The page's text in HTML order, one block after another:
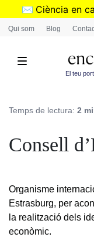
✉️ Ciència en
➜
Qui som Blog
El teu
Temps de lectura: 2
Consell
Organisme
Estrasburg, per
la realització dels
econòmic.